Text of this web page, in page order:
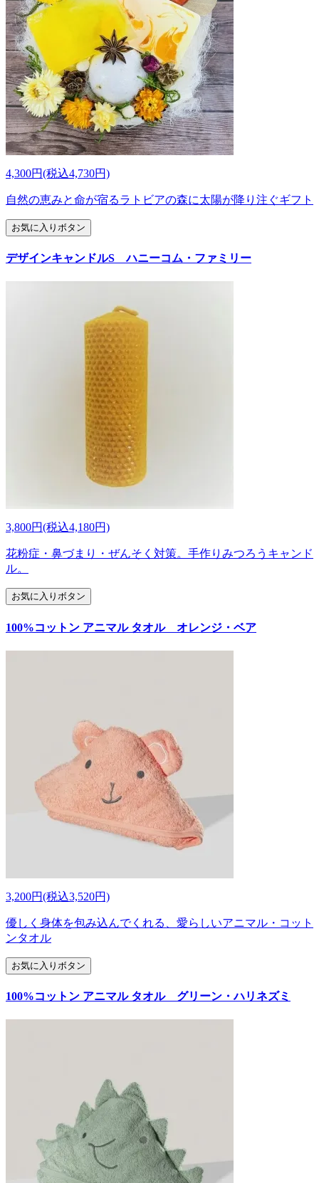
4,300円(税込4,730円)
自然の恵みと命が宿るラトビアの森に太陽が降り注ぐギフト
お気に入りボタン
デザインキャンドルS ハニーコム・ファミリー
3,800円(税込4,180円)
花粉症・鼻づまり・ぜんそく対策。手作りみつろうキャンド
ル。
お気に入りボタン
100%コットン アニマル タオル オレンジ・ベア
3,200円(税込3,520円)
優しく身体を包み込んでくれる、愛らしいアニマル・コット
ンタオル
お気に入りボタン
100%コットン アニマル タオル グリーン・ハリネズミ